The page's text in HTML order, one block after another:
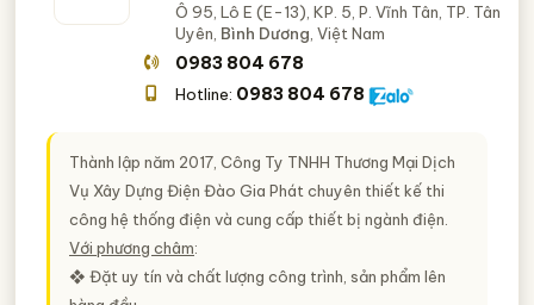
Ô 95, Lô E (E-13), KP. 5, P. Vĩnh Tân, TP. Tân
Uyên, Bình Dương , Việt Nam
0983 804 678
Hotline: 0983 804 678
Thành lập năm 2017, Công Ty TNHH Thương Mại Dịch
Vụ Xây Dựng Điện Đào Gia Phát chuyên thiết kế thi
công hệ thống điện và cung cấp thiết bị ngành điện.
Với phương châm:
❖ Đặt uy tín và chất lượng công trình, sản phẩm lên